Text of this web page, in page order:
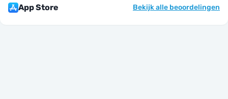
App Store Bekijk alle beoordelingen